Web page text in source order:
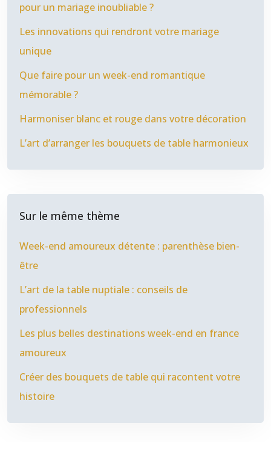
pour un mariage inoubliable ?
Les innovations qui rendront votre mariage
unique
Que faire pour un week-end romantique
mémorable ?
Harmoniser blanc et rouge dans votre décoration
L’art d’arranger les bouquets de table harmonieux
Sur le même thème
Week-end amoureux détente : parenthèse bien-
être
L’art de la table nuptiale : conseils de
professionnels
Les plus belles destinations week-end en france
amoureux
Créer des bouquets de table qui racontent votre
histoire